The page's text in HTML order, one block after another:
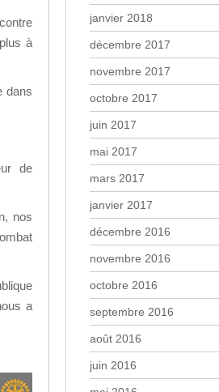
à
dans
de
nos
a
janvier 2018
décembre 2017
novembre 2017
octobre 2017
juin 2017
mai 2017
mars 2017
janvier 2017
décembre 2016
novembre 2016
octobre 2016
septembre 2016
août 2016
juin 2016